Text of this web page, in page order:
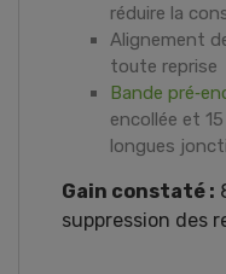
réduire la
Alignement
toute reprise
Bande
encollée et
longues
Gain constaté :
suppression des